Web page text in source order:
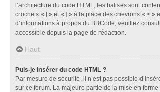
l’architecture du code HTML, les balises sont
crochets « [ » et « ] » à la place des chevrons « < »
d’informations à propos du BBCode, veuillez
accessible depuis la page de rédaction.
Haut
Puis-je insérer du code HTML ?
Par mesure de sécurité, il n’est pas possible
sur ce forum. La majeure partie de la mise en forme